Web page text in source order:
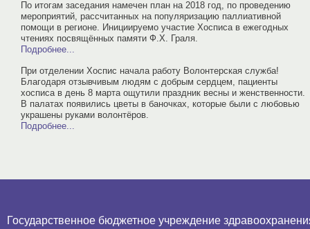
По итогам заседания намечен план на 2018 год, по проведению
мероприятий, рассчитанных на популяризацию паллиативной
помощи в регионе. Инициируемо участие Хосписа в ежегодных
чтениях посвящённых памяти Ф.Х. Граля.
Подробнее...
При отделении Хоспис начала работу Волонтерская служба!
Благодаря отзывчивым людям с добрым сердцем, пациенты
хосписа в день 8 марта ощутили праздник весны и женственности.
В палатах появились цветы в баночках, которые были с любовью
украшены руками волонтёров.
Подробнее...
Государственное бюджетное учреждение